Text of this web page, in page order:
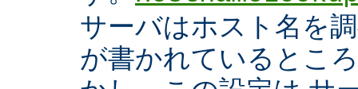
サーバはホスト名を
が書かれているとこ